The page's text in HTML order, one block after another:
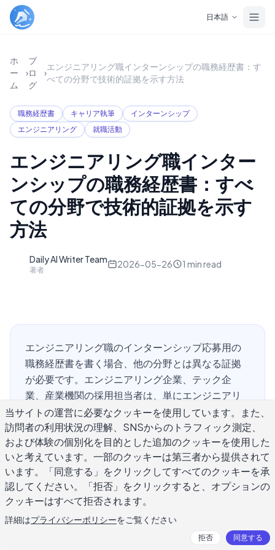
日本語
ホ
ー
ム
›
ブ
ロ
グ
›
エンジニアリング職インターンシップの職務経歴書：す
べての分野で技術的証拠を示す方法
職務経歴書 キャリア執筆
インターンシップ
エンジニアリング
就職活動
エンジニアリング職インター
ンシップの職務経歴書：すべ
ての分野で技術的証拠を示す
方法
Daily AI Writer Team
著者
2026-05-26 1 min read
エンジニアリング職のインターンシップ応募用の
職務経歴書を書く場合、他の分野とは異なる証拠
が必要です。エンジニアリング企業、テック企
業、産業機関の採用担当者は、単にエンジニアリ
ングに熱心であるだけでなく、技術的な問題を解
決できることを示す必要があります。つまり、漠
然とした主張を、大学の講義、ラボワーク、デザ
インプロジェクト、CADモデル、コードリポジト
リ、卒業研究からの具体的な成果物に置き換える
必要があります。このガイドでは、強力なエンジ
ニアリング職インターンシップ用職務経歴書に含
まれるべき内容、機械工学、電気工学、ソフトウ
ェア工学、土木工学、化学工学の各職種に対応す
当サイトの運営に必要なクッキーを使用しています。また、
訪問者の利用状況の理解、SNSからのトラフィック測定、
および体験の個別化を目的とした追加のクッキーを使用した
いと考えています。一部のクッキーは第三者から提供されて
います。「同意する」をクリックしてすべてのクッキーを承
認してください。「拒否」をクリックすると、オプションの
クッキーはすべて拒否されます。
詳細はプライバシーポリシーをご覧ください
拒否 同意する